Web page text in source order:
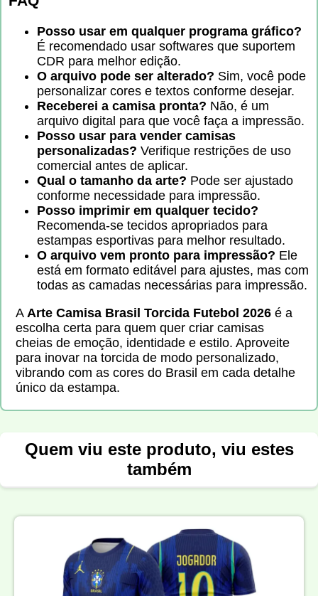
Posso usar em qualquer programa gráfico?
É recomendado usar softwares que suportem
CDR para melhor edição.
O arquivo pode ser alterado? Sim, você pode
personalizar cores e textos conforme desejar.
Receberei a camisa pronta? Não, é um
arquivo digital para que você faça a impressão.
Posso usar para vender camisas
personalizadas? Verifique restrições de uso
comercial antes de aplicar.
Qual o tamanho da arte? Pode ser ajustado
conforme necessidade para impressão.
Posso imprimir em qualquer tecido?
Recomenda-se tecidos apropriados para
estampas esportivas para melhor resultado.
O arquivo vem pronto para impressão? Ele
está em formato editável para ajustes, mas com
todas as camadas necessárias para impressão.
A Arte Camisa Brasil Torcida Futebol 2026 é a
escolha certa para quem quer criar camisas
cheias de emoção, identidade e estilo. Aproveite
para inovar na torcida de modo personalizado,
vibrando com as cores do Brasil em cada detalhe
único da estampa.
Quem viu este produto, viu estes
também